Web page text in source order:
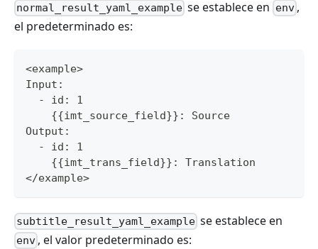
normal_result_yaml_example se establece en env,
el predeterminado es:
<example>
Input:
  - id: 1
    {{imt_source_field}}: Source
Output:
  - id: 1
    {{imt_trans_field}}: Translation
</example>
subtitle_result_yaml_example se establece en
env , el valor predeterminado es: